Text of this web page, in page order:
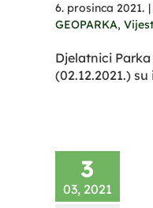
6. prosinca 2021. |
GEOPARKA,
Djelatnici
(02.12.2021.) su
3
03, 2021